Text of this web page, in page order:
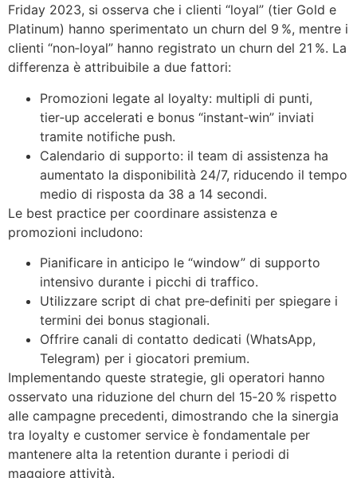
Friday 2023, si osserva che i clienti “loyal” (tier Gold e
Platinum) hanno sperimentato un churn del 9 %, mentre i
clienti “non‑loyal” hanno registrato un churn del 21 %. La
differenza è attribuibile a due fattori:
Promozioni legate al loyalty: multipli di punti,
tier‑up accelerati e bonus “instant‑win” inviati
tramite notifiche push.
Calendario di supporto: il team di assistenza ha
aumentato la disponibilità 24/7, riducendo il tempo
medio di risposta da 38 a 14 secondi.
Le best practice per coordinare assistenza e
promozioni includono:
Pianificare in anticipo le “window” di supporto
intensivo durante i picchi di traffico.
Utilizzare script di chat pre‑definiti per spiegare i
termini dei bonus stagionali.
Offrire canali di contatto dedicati (WhatsApp,
Telegram) per i giocatori premium.
Implementando queste strategie, gli operatori hanno
osservato una riduzione del churn del 15‑20 % rispetto
alle campagne precedenti, dimostrando che la sinergia
tra loyalty e customer service è fondamentale per
mantenere alta la retention durante i periodi di
maggiore attività.